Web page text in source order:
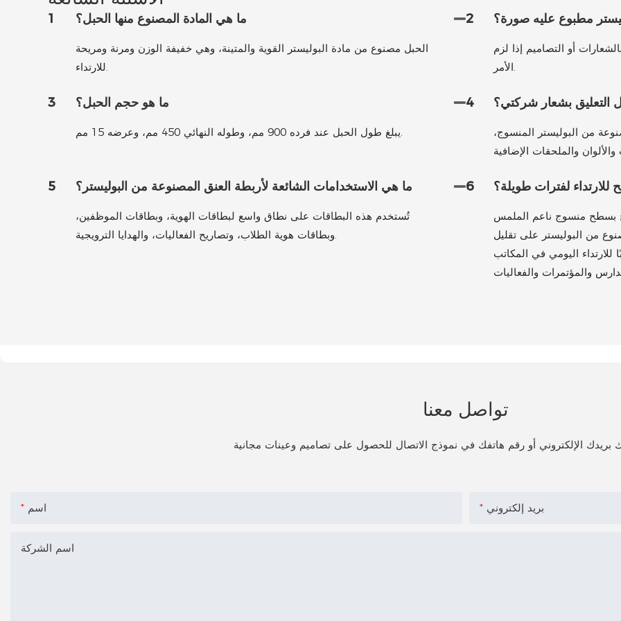
1 ما هي المادة المصنوع منها الحبل؟
الحبل مصنوع من مادة البوليستر القوية والمتينة، وهي خفيفة الوزن ومرنة ومريحة
للارتداء.
2 مطبوع عليه صورة؟
أو التصاميم إذا لزم
الأمر.
3 ما هو حجم الحبل؟
يبلغ طول الحبل عند فرده 900 مم، وطوله النهائي 450 مم، وعرضه 15 مم.
4 بشعار شركتي؟
من البوليستر المنسوج،
5 ما هي الاستخدامات الشائعة لأربطة العنق المصنوعة من البوليستر؟
تُستخدم هذه البطاقات على نطاق واسع لبطاقات الهوية، وبطاقات الموظفين،
وبطاقات هوية الطلاب، وتصاريح الفعاليات، والهدايا الترويجية.
6 لفترات طويلة؟
بسطح منسوج ناعم الملمس
من البوليستر على تقليل
اليومي في المكاتب
تواصل معنا
اسم بريد إلكتروني
اسم الشركة